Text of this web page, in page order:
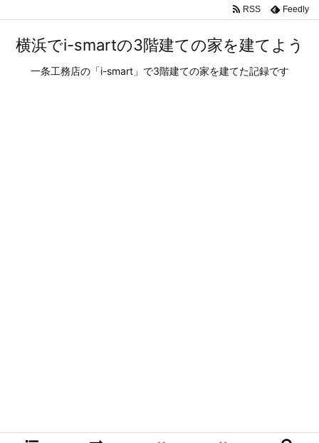
横浜でi-smartの3階建ての家を建てよう
一条工務店の「i-smart」で3階建ての家を建てた記録です
RSS Feedly